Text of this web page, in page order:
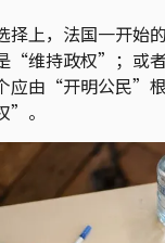
择上，法国一开始
“维持政权”；或
应由“开明公民”
”。